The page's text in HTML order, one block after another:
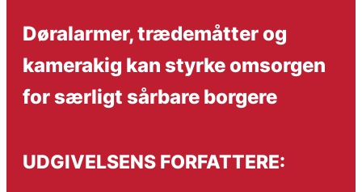
Døralarmer, trædemåtter og
kamerakig kan styrke omsorgen
for særligt sårbare borgere
UDGIVELSENS FORFATTERE: